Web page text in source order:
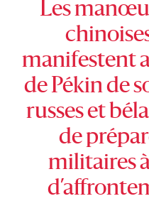
Les
manifestent
de Pékin de
russes et
de
militaires